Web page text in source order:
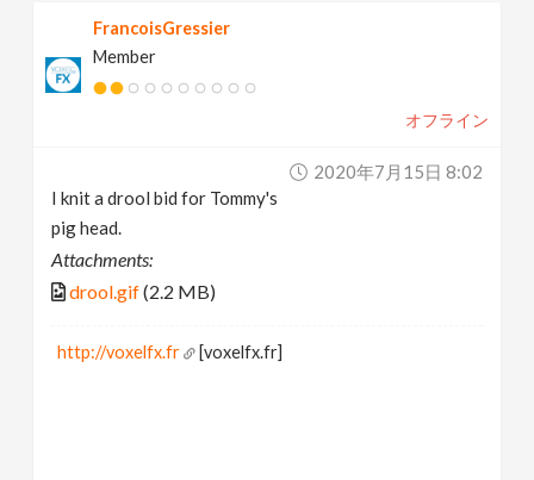
FrancoisGressier
Member
オフライン
2020年7月15日 8:02
I knit a drool bid for Tommy's
pig head.
Attachments:
drool.gif(2.2 MB)
http://voxelfx.fr [voxelfx.fr]